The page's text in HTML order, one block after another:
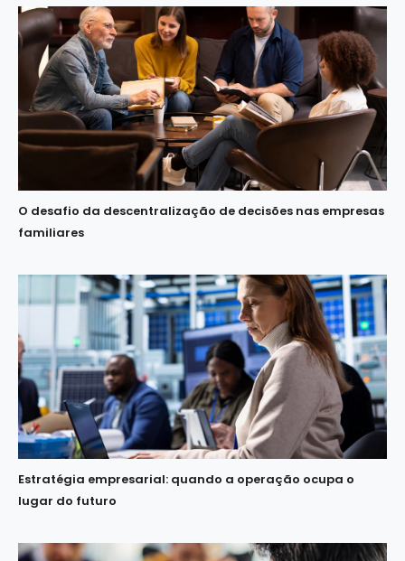
O desafio da descentralização de decisões nas empresas
familiares
Estratégia empresarial: quando a operação ocupa o
lugar do futuro